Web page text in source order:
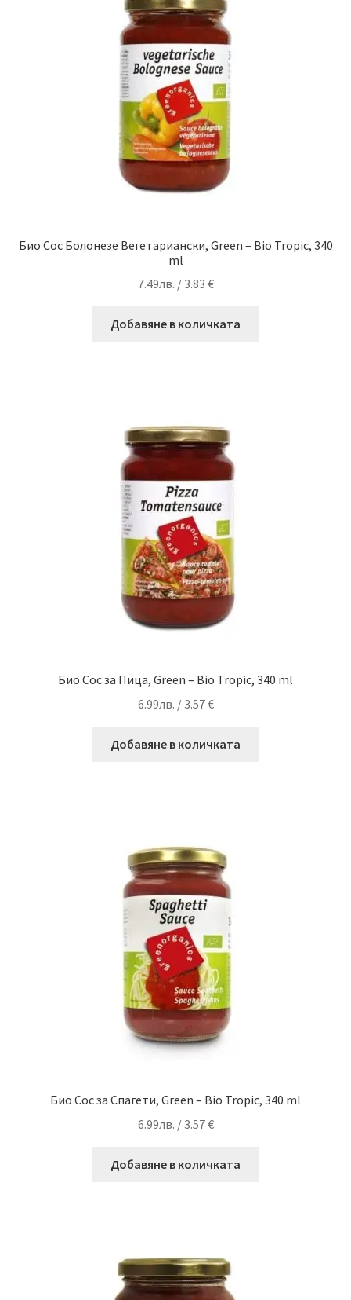
Био Сос Болонезе Вегетариански, Green – Bio Tropic, 340
ml
7.49лв. / 3.83 €
Добавяне в количката
Био Сос за Пица, Green – Bio Tropic, 340 ml
6.99лв. / 3.57 €
Добавяне в количката
Био Сос за Спагети, Green – Bio Tropic, 340 ml
6.99лв. / 3.57 €
Добавяне в количката